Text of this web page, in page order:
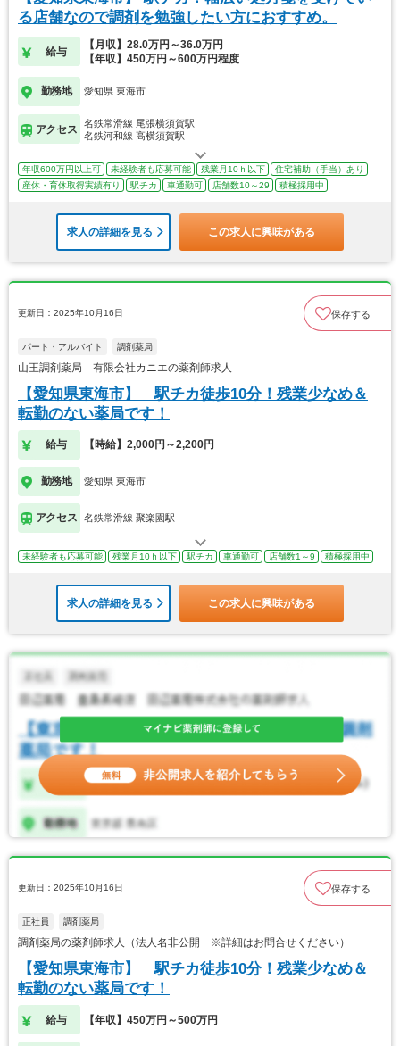
る店舗なので調剤を勉強したい方におすすめ。
給与
【月収】28.0万円～36.0万円
【年収】450万円～600万円程度
勤務地 愛知県 東海市
アクセス
名鉄常滑線 尾張横須賀駅
名鉄河和線 高横須賀駅
年収600万円以上可 未経験者も応募可能 残業月10ｈ以下
住宅補助（手当）あり
産休・育休取得実績有り
駅チカ 車通勤可 店舗数10～29 積極採用中
求人の詳細を見る この求人に興味がある
更新日：2025年10月16日 保存する
パート・アルバイト 調剤薬局
山王調剤薬局 有限会社カニエの薬剤師求人
【愛知県東海市】 駅チカ徒歩10分！残業少なめ＆
転勤のない薬局です！
給与 【時給】2,000円～2,200円
勤務地 愛知県 東海市
アクセス 名鉄常滑線 聚楽園駅
未経験者も応募可能 残業月10ｈ以下 駅チカ 車通勤可 店舗数1～9 積極採用中
求人の詳細を見る この求人に興味がある
更新日：2025年10月16日 保存する
正社員 調剤薬局
調剤薬局の薬剤師求人（法人名非公開 ※詳細はお問合せください）
【愛知県東海市】 駅チカ徒歩10分！残業少なめ＆
転勤のない薬局です！
給与 【年収】450万円～500万円